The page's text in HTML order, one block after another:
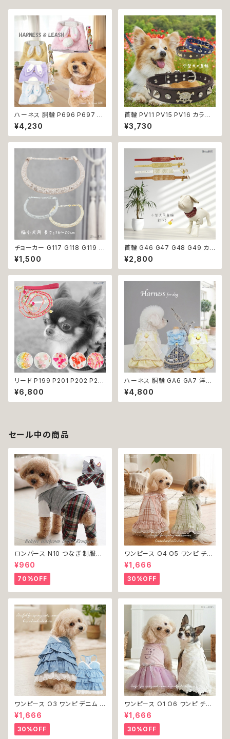
ハーネス 胴輪 P696 P697 P
698 P699 洋服のようなハー
ネス うさぎ ラビット rabbit 暖
か 秋冬 お揃い 引っ張り防止 散
ペット 服 犬服 猫服 かわいい お
しゃれ 小型犬 返品交換不可
¥4,230
首輪 PV11 PV15 PV16 カラー
ブルー ブラウン ブラック 骨 ボ
ーン スタッズ ゴールド ストーン
ドッグ dog 中型犬 散歩 犬 ペッ
¥3,730
チョーカー G117 G118 G119 首
輪 アクセサリー クリア キラキラ
犬 猫 ペット 極小型犬用 おしゃ
れ かわいい シンプル ピンク ゴ
¥1,500
首輪 G46 G47 G48 G49 カラ
ー アクセサリー 鈴付き ストーン
小型犬 犬 猫 犬服 猫服 犬の服
猫の服 ペット 返品交換不可
¥2,800
リード P199 P201 P202 P20
3 P204 ペット 犬 ドッグリード
犬リード ビーズ チェーン ハート
りぼん クリア パステル パール風
品交換不可
¥6,800
ハーネス 胴輪 GA6 GA7 洋服
のようなハーネス ワンピース風
引っ張り防止 散歩 お出掛け ド
ッグウエア 犬 猫 ペット 服 犬服
¥4,800
セール中の商品
ロンパース N10 つなぎ 制服風
チェック柄 グレー 灰色 コスチュ
ーム コスプレ ドッグウェア dog
犬 猫 ペット 服 犬服 洋服 オシ
ャレ かわいい 小型犬 返品交換
不可
¥960
70%OFF
ワンピース O4 O5 ワンピ チェ
ック プリーツ レース 女の子 犬
犬服 小型 猫 服 洋服 ペット do
g ドッグウェア おしゃれ かわい
い 返品交換不可
¥1,666
30%OFF
ワンピース O3 ワンピ デニム プ
リーツ レース 女の子 犬 犬服
小型 猫 服 洋服 ペット dog ド
ッグウェア おしゃれ かわいい 返
品交換不可
¥1,666
30%OFF
ワンピース O1 O6 ワンピ チュ
ール レース 花 フラワー 女の子
犬 犬服 小型 猫 服 洋服 ペット
dog ドッグウェア おしゃれ かわ
いい 返品交換不可
¥1,666
30%OFF